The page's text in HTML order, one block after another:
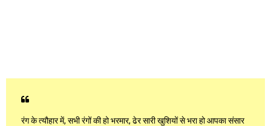
रंग के त्यौहार में, सभी रंगों की हो भरमार, ढेर सारी खुशियों से भरा हो आपका संसार